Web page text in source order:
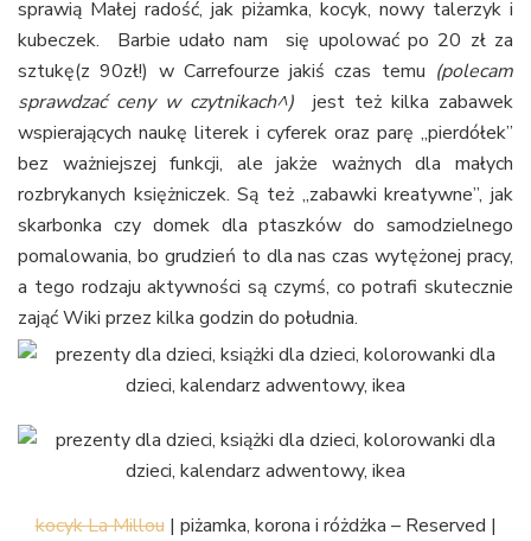
sprawią Małej radość, jak piżamka, kocyk, nowy talerzyk i
kubeczek. Barbie udało nam się upolować po 20 zł za
sztukę(z 90zł!) w Carrefourze jakiś czas temu (polecam
sprawdzać ceny w czytnikach^) jest też kilka zabawek
wspierających naukę literek i cyferek oraz parę „pierdółek”
bez ważniejszej funkcji, ale jakże ważnych dla małych
rozbrykanych księżniczek. Są też „zabawki kreatywne”, jak
skarbonka czy domek dla ptaszków do samodzielnego
pomalowania, bo grudzień to dla nas czas wytężonej pracy,
a tego rodzaju aktywności są czymś, co potrafi skutecznie
zająć Wiki przez kilka godzin do południa.
kocyk La Millou| piżamka, korona i różdżka – Reserved |